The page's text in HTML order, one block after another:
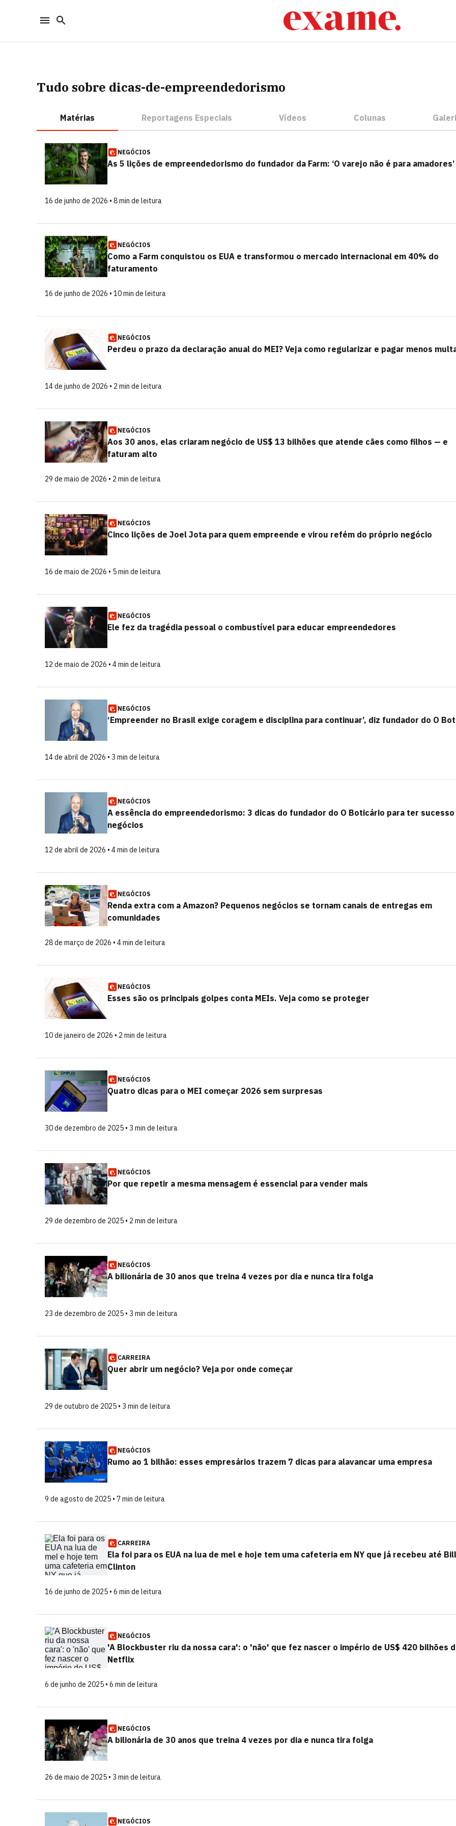
Tudo sobre dicas-de-empreendedorismo
Matérias Reportagens Especiais Vídeos Colunas
NEGÓCIOS
As 5 lições de empreendedorismo do fundador da Farm: ‘O varejo não é para amadores’
16 de junho de 2026 • 8 min de leitura
NEGÓCIOS
Como a Farm conquistou os EUA e transformou o mercado internacional em 40% do
faturamento
16 de junho de 2026 • 10 min de leitura
NEGÓCIOS
Perdeu o prazo da declaração anual do MEI? Veja como regularizar e pagar menos
14 de junho de 2026 • 2 min de leitura
NEGÓCIOS
Aos 30 anos, elas criaram negócio de US$ 13 bilhões que atende cães como filhos — e
faturam alto
29 de maio de 2026 • 2 min de leitura
NEGÓCIOS
Cinco lições de Joel Jota para quem empreende e virou refém do próprio negócio
16 de maio de 2026 • 5 min de leitura
NEGÓCIOS
Ele fez da tragédia pessoal o combustível para educar empreendedores
12 de maio de 2026 • 4 min de leitura
NEGÓCIOS
‘Empreender no Brasil exige coragem e disciplina para continuar’, diz fundador do O
14 de abril de 2026 • 3 min de leitura
NEGÓCIOS
A essência do empreendedorismo: 3 dicas do fundador do O Boticário para ter sucesso
negócios
12 de abril de 2026 • 4 min de leitura
NEGÓCIOS
Renda extra com a Amazon? Pequenos negócios se tornam canais de entregas em
comunidades
28 de março de 2026 • 4 min de leitura
NEGÓCIOS
Esses são os principais golpes conta MEIs. Veja como se proteger
10 de janeiro de 2026 • 2 min de leitura
NEGÓCIOS
Quatro dicas para o MEI começar 2026 sem surpresas
30 de dezembro de 2025 • 3 min de leitura
NEGÓCIOS
Por que repetir a mesma mensagem é essencial para vender mais
29 de dezembro de 2025 • 2 min de leitura
NEGÓCIOS
A bilionária de 30 anos que treina 4 vezes por dia e nunca tira folga
23 de dezembro de 2025 • 3 min de leitura
CARREIRA
Quer abrir um negócio? Veja por onde começar
29 de outubro de 2025 • 3 min de leitura
NEGÓCIOS
Rumo ao 1 bilhão: esses empresários trazem 7 dicas para alavancar uma empresa
9 de agosto de 2025 • 7 min de leitura
CARREIRA
Ela foi para os EUA na lua de mel e hoje tem uma cafeteria em NY que já recebeu até Bill
Clinton
16 de junho de 2025 • 6 min de leitura
NEGÓCIOS
'A Blockbuster riu da nossa cara': o 'não' que fez nascer o império de US$ 420 bilhões
Netflix
6 de junho de 2025 • 6 min de leitura
NEGÓCIOS
A bilionária de 30 anos que treina 4 vezes por dia e nunca tira folga
26 de maio de 2025 • 3 min de leitura
NEGÓCIOS